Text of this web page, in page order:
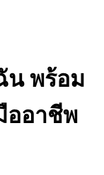
น พร้อม
ออาชีพ